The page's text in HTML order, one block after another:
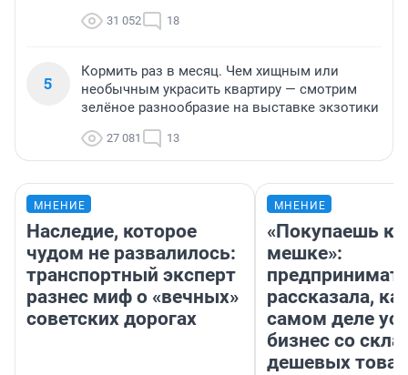
31 052 18
5
Кормить раз в месяц. Чем хищным или
необычным украсить квартиру — смотрим
зелёное разнообразие на выставке экзотики
27 081 13
МНЕНИЕ
Наследие, которое
чудом не развалилось:
транспортный эксперт
разнес миф о «вечных»
советских дорогах
МНЕНИЕ
«Покупаешь
мешке»:
рассказала,
самом деле
бизнес со
дешевых